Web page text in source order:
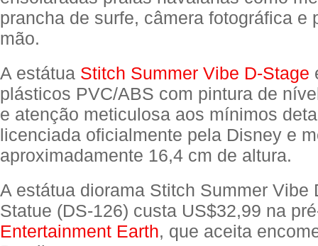
prancha de surfe, câmera fotográfica e
mão.
A estátua Stitch Summer Vibe D-Stage
plásticos PVC/ABS com pintura de
e atenção meticulosa aos mínimos
licenciada oficialmente pela Disney e
aproximadamente 16,4 cm de altura.
A estátua diorama Stitch Summer Vibe
Statue (DS-126) custa US$32,99 na
Entertainment Earth, que aceita